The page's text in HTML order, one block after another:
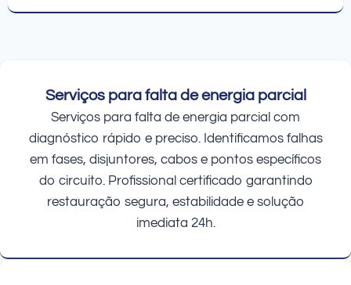
Serviços para falta de energia parcial
Serviços para falta de energia parcial com
diagnóstico rápido e preciso. Identificamos falhas
em fases, disjuntores, cabos e pontos específicos
do circuito. Profissional certificado garantindo
restauração segura, estabilidade e solução
imediata 24h.